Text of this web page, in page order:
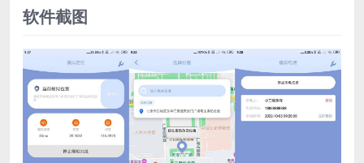
软件截图